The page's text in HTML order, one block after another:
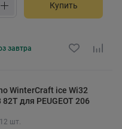
Купить
завтра
WinterCraft ice Wi32
для PEUGEOT 206
шт.